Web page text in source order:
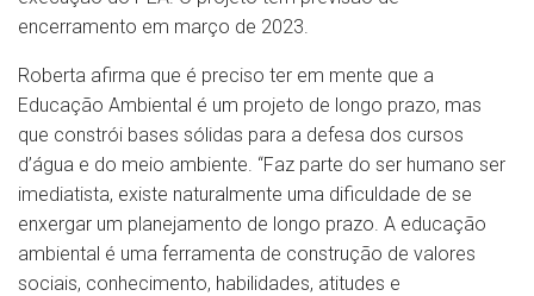
encerramento em março de 2023.
Roberta afirma que é preciso ter em mente que a
Educação Ambiental é um projeto de longo prazo, mas
que constrói bases sólidas para a defesa dos cursos
d’água e do meio ambiente. “Faz parte do ser humano ser
imediatista, existe naturalmente uma dificuldade de se
enxergar um planejamento de longo prazo. A educação
ambiental é uma ferramenta de construção de valores
sociais, conhecimento, habilidades, atitudes e